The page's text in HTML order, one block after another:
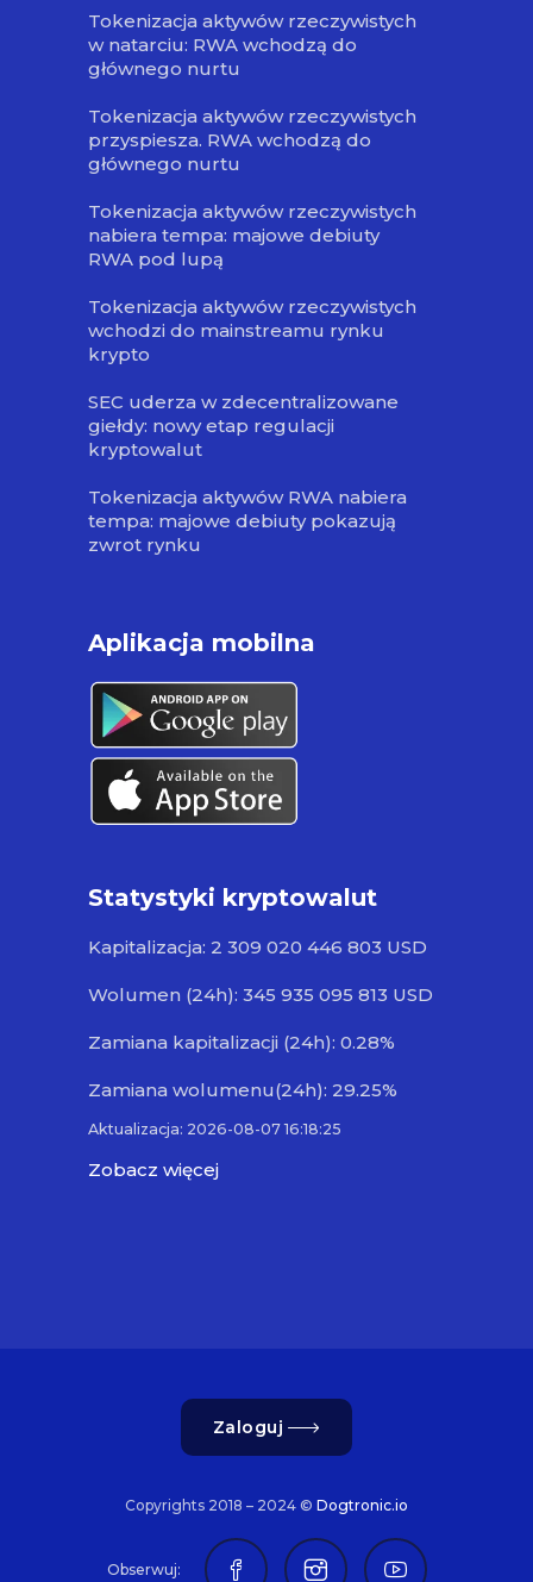
Tokenizacja aktywów rzeczywistych
w natarciu: RWA wchodzą do
głównego nurtu
Tokenizacja aktywów rzeczywistych
przyspiesza. RWA wchodzą do
głównego nurtu
Tokenizacja aktywów rzeczywistych
nabiera tempa: majowe debiuty
RWA pod lupą
Tokenizacja aktywów rzeczywistych
wchodzi do mainstreamu rynku
krypto
SEC uderza w zdecentralizowane
giełdy: nowy etap regulacji
kryptowalut
Tokenizacja aktywów RWA nabiera
tempa: majowe debiuty pokazują
zwrot rynku
Aplikacja mobilna
Statystyki kryptowalut
Kapitalizacja: 2 309 020 446 803 USD
Wolumen (24h): 345 935 095 813 USD
Zamiana kapitalizacji (24h): 0.28%
Zamiana wolumenu(24h): 29.25%
Aktualizacja: 2026-08-07 16:18:25
Zobacz więcej
Zaloguj
Copyrights 2018 – 2024 © Dogtronic.io
Obserwuj: